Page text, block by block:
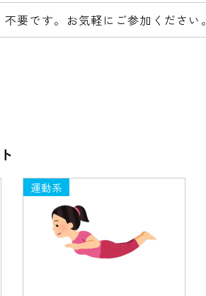
不要です。お気軽にご参加ください。
運動系